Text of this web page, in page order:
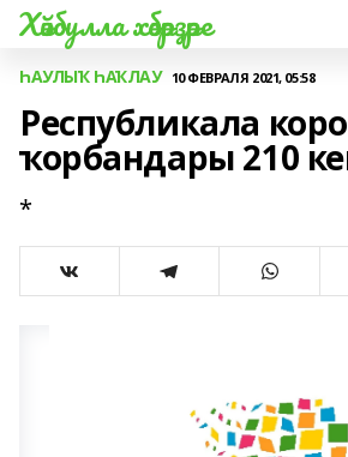
Хәйбулла хәбәрҙәре
ҺАУЛЫҠ ҺАҠЛАУ 10 ФЕВРАЛЯ 2021, 05:58
Республикала
ҡорбандары 210
*